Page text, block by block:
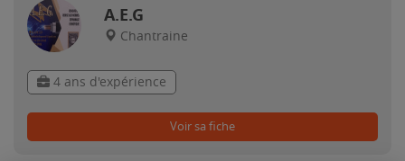
A.E.G
Chantraine
4 ans d'expérience
Voir sa fiche